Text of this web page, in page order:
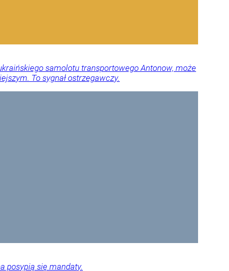
samolotu transportowego Antonow, może
To sygnał ostrzegawczy.
posypią się mandaty.